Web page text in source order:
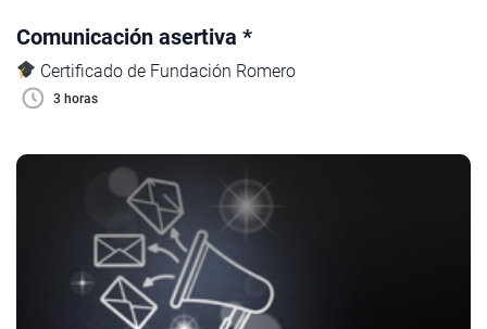
Comunicación asertiva *
Certificado de Fundación Romero
3 horas